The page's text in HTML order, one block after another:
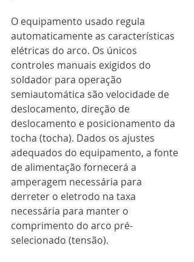
O equipamento usado regula
automaticamente as características
elétricas do arco. Os únicos
controles manuais exigidos do
soldador para operação
semiautomática são velocidade de
deslocamento, direção de
deslocamento e posicionamento da
tocha (tocha). Dados os ajustes
adequados do equipamento, a fonte
de alimentação fornecerá a
amperagem necessária para
derreter o eletrodo na taxa
necessária para manter o
comprimento do arco pré-
selecionado (tensão).